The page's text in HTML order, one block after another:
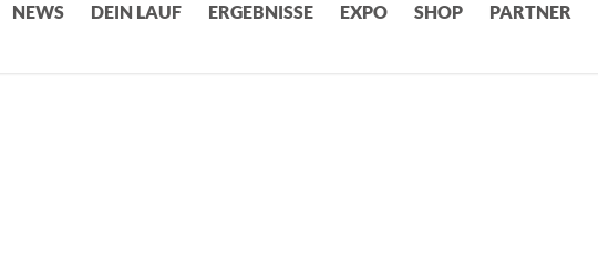
NEWS DEIN LAUF ERGEBNISSE EXPO SHOP PARTNER